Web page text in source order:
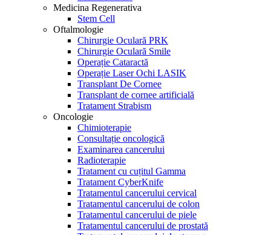
Medicina Regenerativa
Stem Cell
Oftalmologie
Chirurgie Oculară PRK
Chirurgie Oculară Smile
Operație Cataractă
Operație Laser Ochi LASIK
Transplant De Cornee
Transplant de cornee artificială
Tratament Strabism
Oncologie
Chimioterapie
Consultație oncologică
Examinarea cancerului
Radioterapie
Tratament cu cuțitul Gamma
Tratament CyberKnife
Tratamentul cancerului cervical
Tratamentul cancerului de colon
Tratamentul cancerului de piele
Tratamentul cancerului de prostată